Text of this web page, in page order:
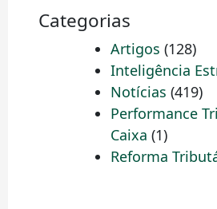
Categorias
Artigos (128)
Inteligência
Notícias (419)
Performance
Caixa (1)
Reforma